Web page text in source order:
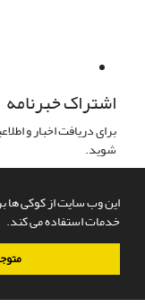
این وب سایت از کوکی ها
خدمات استفاده می کند.
اشتراک خبرنامه
برای دریافت اخبار و
شوید.
سامانه مدیریت